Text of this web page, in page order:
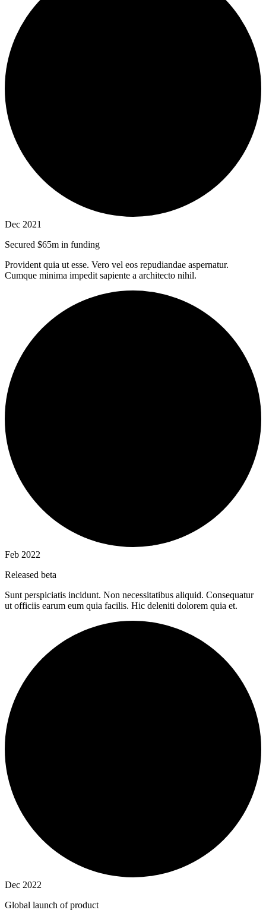
Dec 2021
Secured $65m in funding
Provident quia ut esse. Vero vel eos repudiandae aspernatur.
Cumque minima impedit sapiente a architecto nihil.
Feb 2022
Released beta
Sunt perspiciatis incidunt. Non necessitatibus aliquid. Consequatur
ut officiis earum eum quia facilis. Hic deleniti dolorem quia et.
Dec 2022
Global launch of product